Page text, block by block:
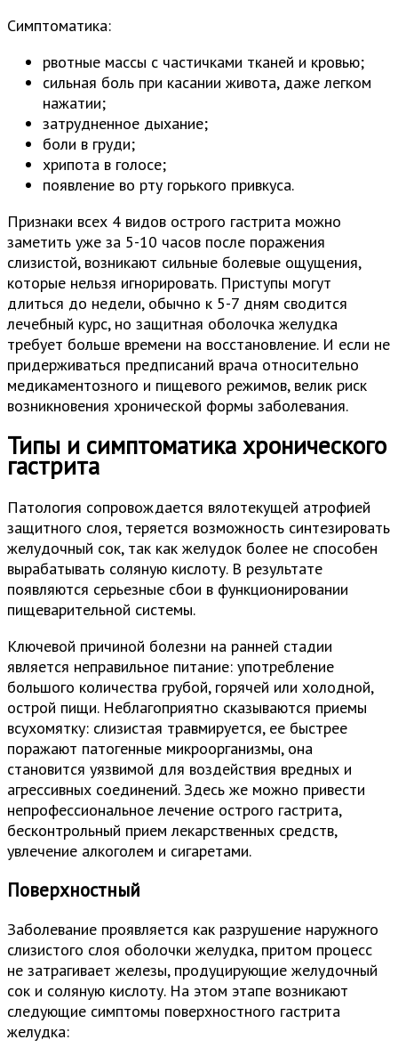
Симптоматика:
рвотные массы с частичками тканей и кровью;
сильная боль при касании живота, даже легком
нажатии;
затрудненное дыхание;
боли в груди;
хрипота в голосе;
появление во рту горького привкуса.
Признаки всех 4 видов острого гастрита можно
заметить уже за 5-10 часов после поражения
слизистой, возникают сильные болевые ощущения,
которые нельзя игнорировать. Приступы могут
длиться до недели, обычно к 5-7 дням сводится
лечебный курс, но защитная оболочка желудка
требует больше времени на восстановление. И если не
придерживаться предписаний врача относительно
медикаментозного и пищевого режимов, велик риск
возникновения хронической формы заболевания.
Типы и симптоматика хронического
гастрита
Патология сопровождается вялотекущей атрофией
защитного слоя, теряется возможность синтезировать
желудочный сок, так как желудок более не способен
вырабатывать соляную кислоту. В результате
появляются серьезные сбои в функционировании
пищеварительной системы.
Ключевой причиной болезни на ранней стадии
является неправильное питание: употребление
большого количества грубой, горячей или холодной,
острой пищи. Неблагоприятно сказываются приемы
всухомятку: слизистая травмируется, ее быстрее
поражают патогенные микроорганизмы, она
становится уязвимой для воздействия вредных и
агрессивных соединений. Здесь же можно привести
непрофессиональное лечение острого гастрита,
бесконтрольный прием лекарственных средств,
увлечение алкоголем и сигаретами.
Поверхностный
Заболевание проявляется как разрушение наружного
слизистого слоя оболочки желудка, притом процесс
не затрагивает железы, продуцирующие желудочный
сок и соляную кислоту. На этом этапе возникают
следующие симптомы поверхностного гастрита
желудка: